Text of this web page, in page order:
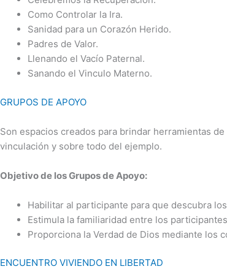
Como Controlar la Ira.
Sanidad para un Corazón Herido.
Padres de Valor.
Llenando el Vacío Paternal.
Sanando el Vinculo Materno.
GRUPOS DE APOYO
Son espacios creados para brindar herramientas
vinculación y sobre todo del ejemplo.
Objetivo de los Grupos de Apoyo:
Habilitar al participante para que descubra
Estimula la familiaridad entre los
Proporciona la Verdad de Dios mediante los
ENCUENTRO VIVIENDO EN LIBERTAD